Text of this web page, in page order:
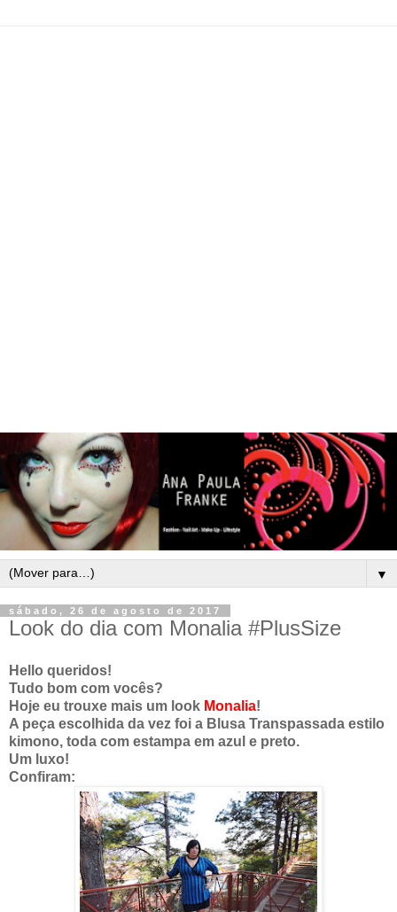
▼
sábado, 26 de agosto de 2017
Look do dia com Monalia #PlusSize
Hello queridos!
Tudo bom com vocês?
Hoje eu trouxe mais um look Monalia!
A peça escolhida da vez foi a Blusa Transpassada estilo
kimono, toda com estampa em azul e preto.
Um luxo!
Confiram: